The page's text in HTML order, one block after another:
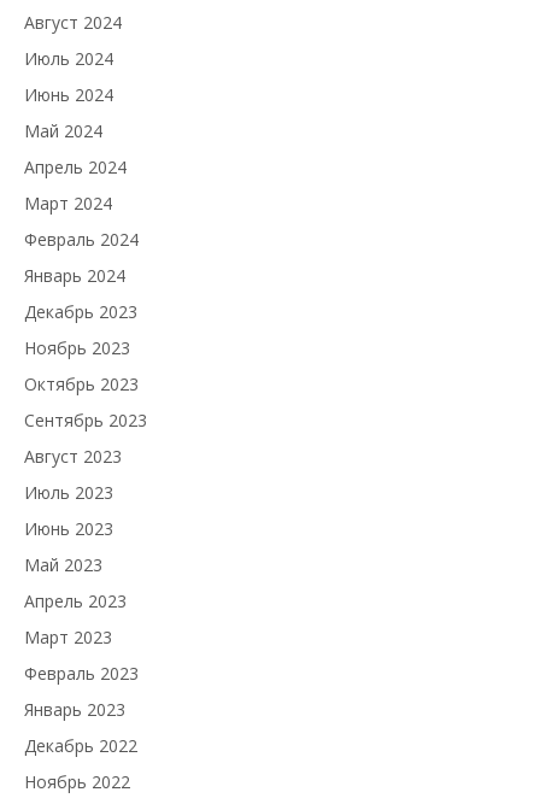
Август 2024
Июль 2024
Июнь 2024
Май 2024
Апрель 2024
Март 2024
Февраль 2024
Январь 2024
Декабрь 2023
Ноябрь 2023
Октябрь 2023
Сентябрь 2023
Август 2023
Июль 2023
Июнь 2023
Май 2023
Апрель 2023
Март 2023
Февраль 2023
Январь 2023
Декабрь 2022
Ноябрь 2022